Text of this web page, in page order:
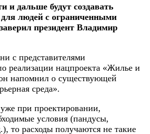
и дальше будут создавать
людей с ограниченными
президент Владимир
с представителями
реализации нацпроекта «Жилье и
он напомнил о существующей
среда».
при проектировании,
условия (пандусы,
то расходы получаются не такие